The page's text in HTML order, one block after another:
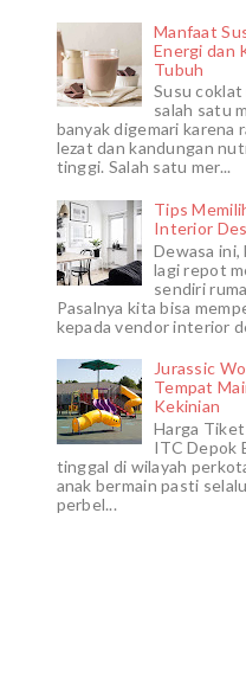
Manfaat
Energi dan
Tubuh
Susu coklat
salah satu
banyak digemari karena
lezat dan kandungan
tinggi. Salah satu mer...
Tips
Interior
Dewasa
lagi repot
sendiri
Pasalnya kita bisa
kepada vendor interior
Jurassic
Tempat
Kekinian
Harga
ITC Depok
tinggal di wilayah
anak bermain pasti
perbel...